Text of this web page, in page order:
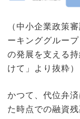
（中小企業政策
ーキンググルー
の発展を支える
けて」より抜粋）
かつて、代位弁
た時点での融資